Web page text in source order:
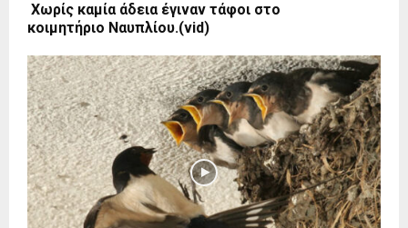
Χωρίς καμία άδεια έγιναν τάφοι στο
κοιμητήριο Ναυπλίου.(vid)